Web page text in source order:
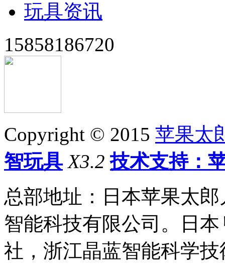
玩具资讯
15858186720
Copyright © 2015 苹果太
智玩具 X3.2 技术支持：
总部地址：日本苹果太
智能科技有限公司。日
社，浙江晶蓝智能科学